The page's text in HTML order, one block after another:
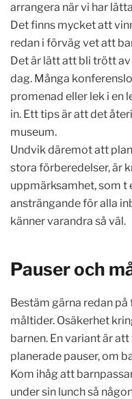
arrangera när vi har
Det finns mycket att
redan i förväg vet att
Det är lätt att bli trött
dag. Många
promenad eller lek i en
in. Ett tips är att det
museum.
Undvik däremot att
stora förberedelser, är
uppmärksamhet, som t
ansträngande för alla
känner varandra så väl.
Pauser och
Bestäm gärna redan
måltider. Osäkerhet
barnen. En variant är
planerade pauser, om
Kom ihåg att
under sin lunch så